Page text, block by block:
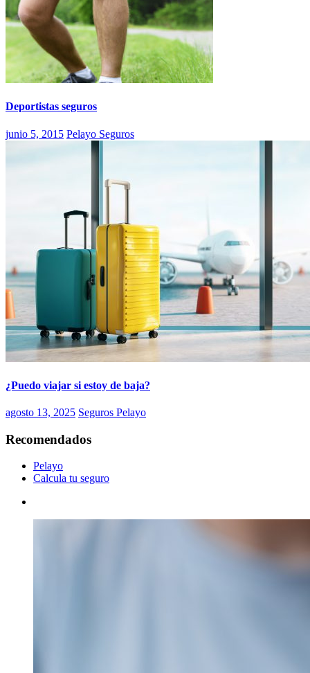
Deportistas seguros
junio 5, 2015 Pelayo Seguros
¿Puedo viajar si estoy de baja?
agosto 13, 2025 Seguros Pelayo
Recomendados
Pelayo
Calcula tu seguro